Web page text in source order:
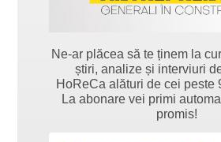
Ne-ar plăcea să te ținem la
știri, analize și interviuri
HoReCa alături de cei peste
La abonare vei primi
promis!